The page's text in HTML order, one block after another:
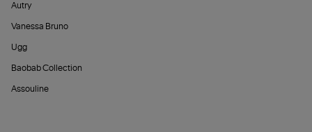
Autry
Vanessa Bruno
Ugg
Baobab Collection
Assouline